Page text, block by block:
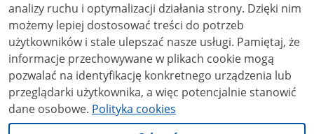
analizy ruchu i optymalizacji działania strony. Dzięki nim
możemy lepiej dostosować treści do potrzeb
użytkowników i stale ulepszać nasze usługi. Pamiętaj, że
informacje przechowywane w plikach cookie mogą
pozwalać na identyfikację konkretnego urządzenia lub
przeglądarki użytkownika, a więc potencjalnie stanowić
dane osobowe. Polityka cookies